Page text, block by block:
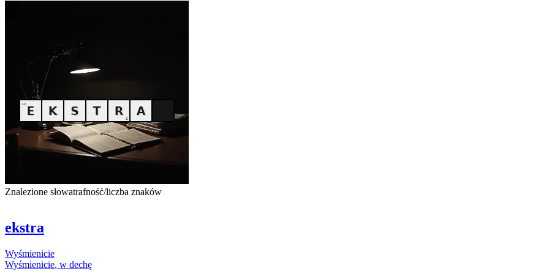
Znalezione słowatrafność/liczba znaków
ekstra
Wyśmienicie
Wyśmienicie, w dechę